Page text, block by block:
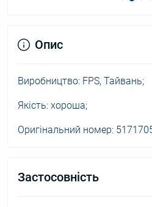
Опис
Виробництво: FPS, Тайвань;
Якість: хороша;
Оригінальний номер:
Застосовність